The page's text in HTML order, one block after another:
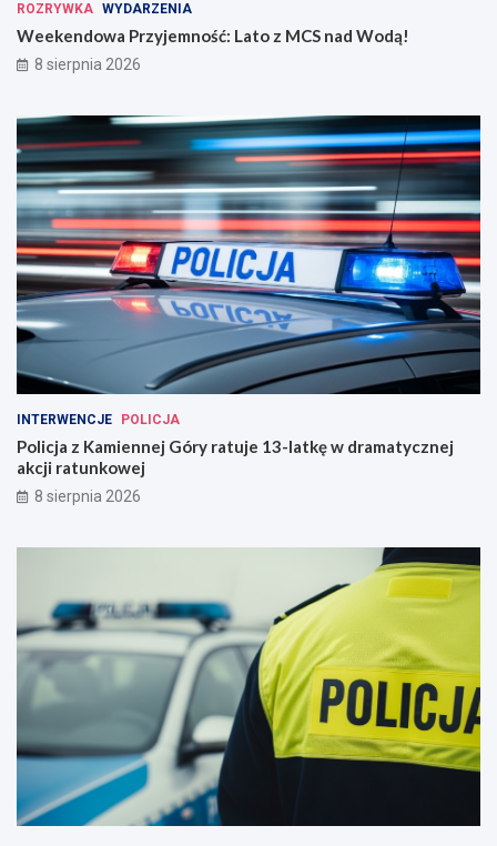
ROZRYWKA WYDARZENIA
Weekendowa Przyjemność: Lato z MCS nad Wodą!
8 sierpnia 2026
INTERWENCJE POLICJA
Policja z Kamiennej Góry ratuje 13-latkę w dramatycznej
akcji ratunkowej
8 sierpnia 2026